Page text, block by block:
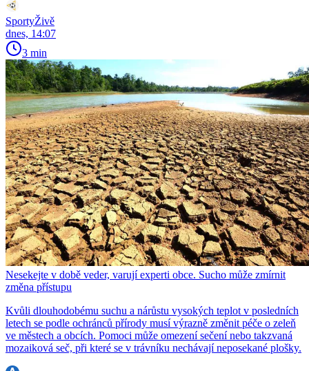
SportyŽivě
dnes, 14:07
3 min
Nesekejte v době veder, varují experti obce. Sucho může zmírnit
změna přístupu
Kvůli dlouhodobému suchu a nárůstu vysokých teplot v posledních
letech se podle ochránců přírody musí výrazně změnit péče o zeleň
ve městech a obcích. Pomoci může omezení sečení nebo takzvaná
mozaiková seč, při které se v trávníku nechávají neposekané plošky.